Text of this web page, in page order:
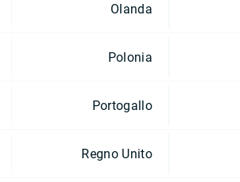
Olanda
Polonia
Portogallo
Regno Unito